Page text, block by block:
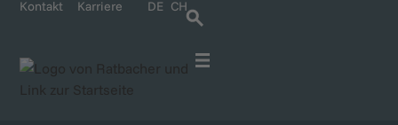
Kontakt Karriere DE CH